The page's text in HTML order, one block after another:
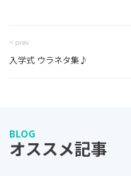
< prev
入学式 ウラネタ集♪
BLOG
オススメ記事